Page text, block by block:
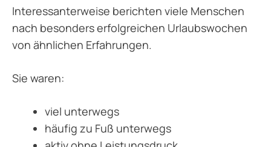
Interessanterweise berichten viele Menschen
nach besonders erfolgreichen Urlaubswochen
von ähnlichen Erfahrungen.
Sie waren:
viel unterwegs
häufig zu Fuß unterwegs